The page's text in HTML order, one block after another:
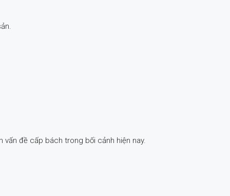
đề cấp bách trong bối cảnh hiện nay.